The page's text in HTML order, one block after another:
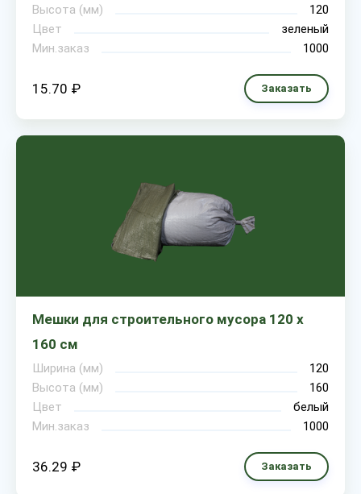
Высота (мм)
120
Цвет
зеленый
Мин.заказ
1000
15.70 ₽ Заказать
Мешки для строительного мусора 120 х
160 см
Ширина (мм)
120
Высота (мм)
160
Цвет
белый
Мин.заказ
1000
36.29 ₽ Заказать